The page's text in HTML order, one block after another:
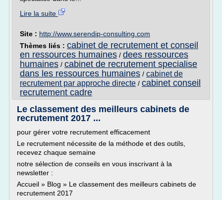
Lire la suite
Site : http://www.serendip-consulting.com
Thèmes liés : cabinet de recrutement et conseil
en ressources humaines / dees ressources
humaines / cabinet de recrutement specialise
dans les ressources humaines / cabinet de
recrutement par approche directe / cabinet conseil
recrutement cadre
Le classement des meilleurs cabinets de
recrutement 2017 ...
pour gérer votre recrutement efficacement
Le recrutement nécessite de la méthode et des outils,
recevez chaque semaine
notre sélection de conseils en vous inscrivant à la
newsletter :
Accueil » Blog » Le classement des meilleurs cabinets de
recrutement 2017